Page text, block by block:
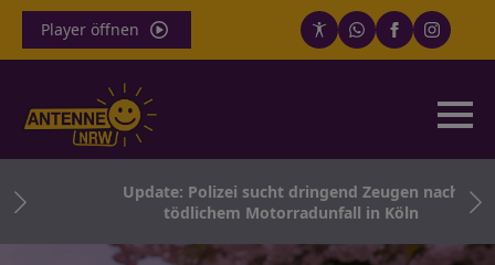
Player öffnen
Update: Polizei sucht dringend Zeugen nach
tödlichem Motorradunfall in Köln